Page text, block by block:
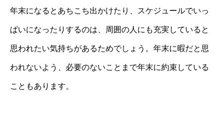
年末になるとあちこち出かけたり、スケジュールでいっ
ぱいになったりするのは、周囲の人にも充実していると
思われたい気持ちがあるためでしょう。年末に暇だと思
われないよう、必要のないことまで年末に約束している
こともあります。